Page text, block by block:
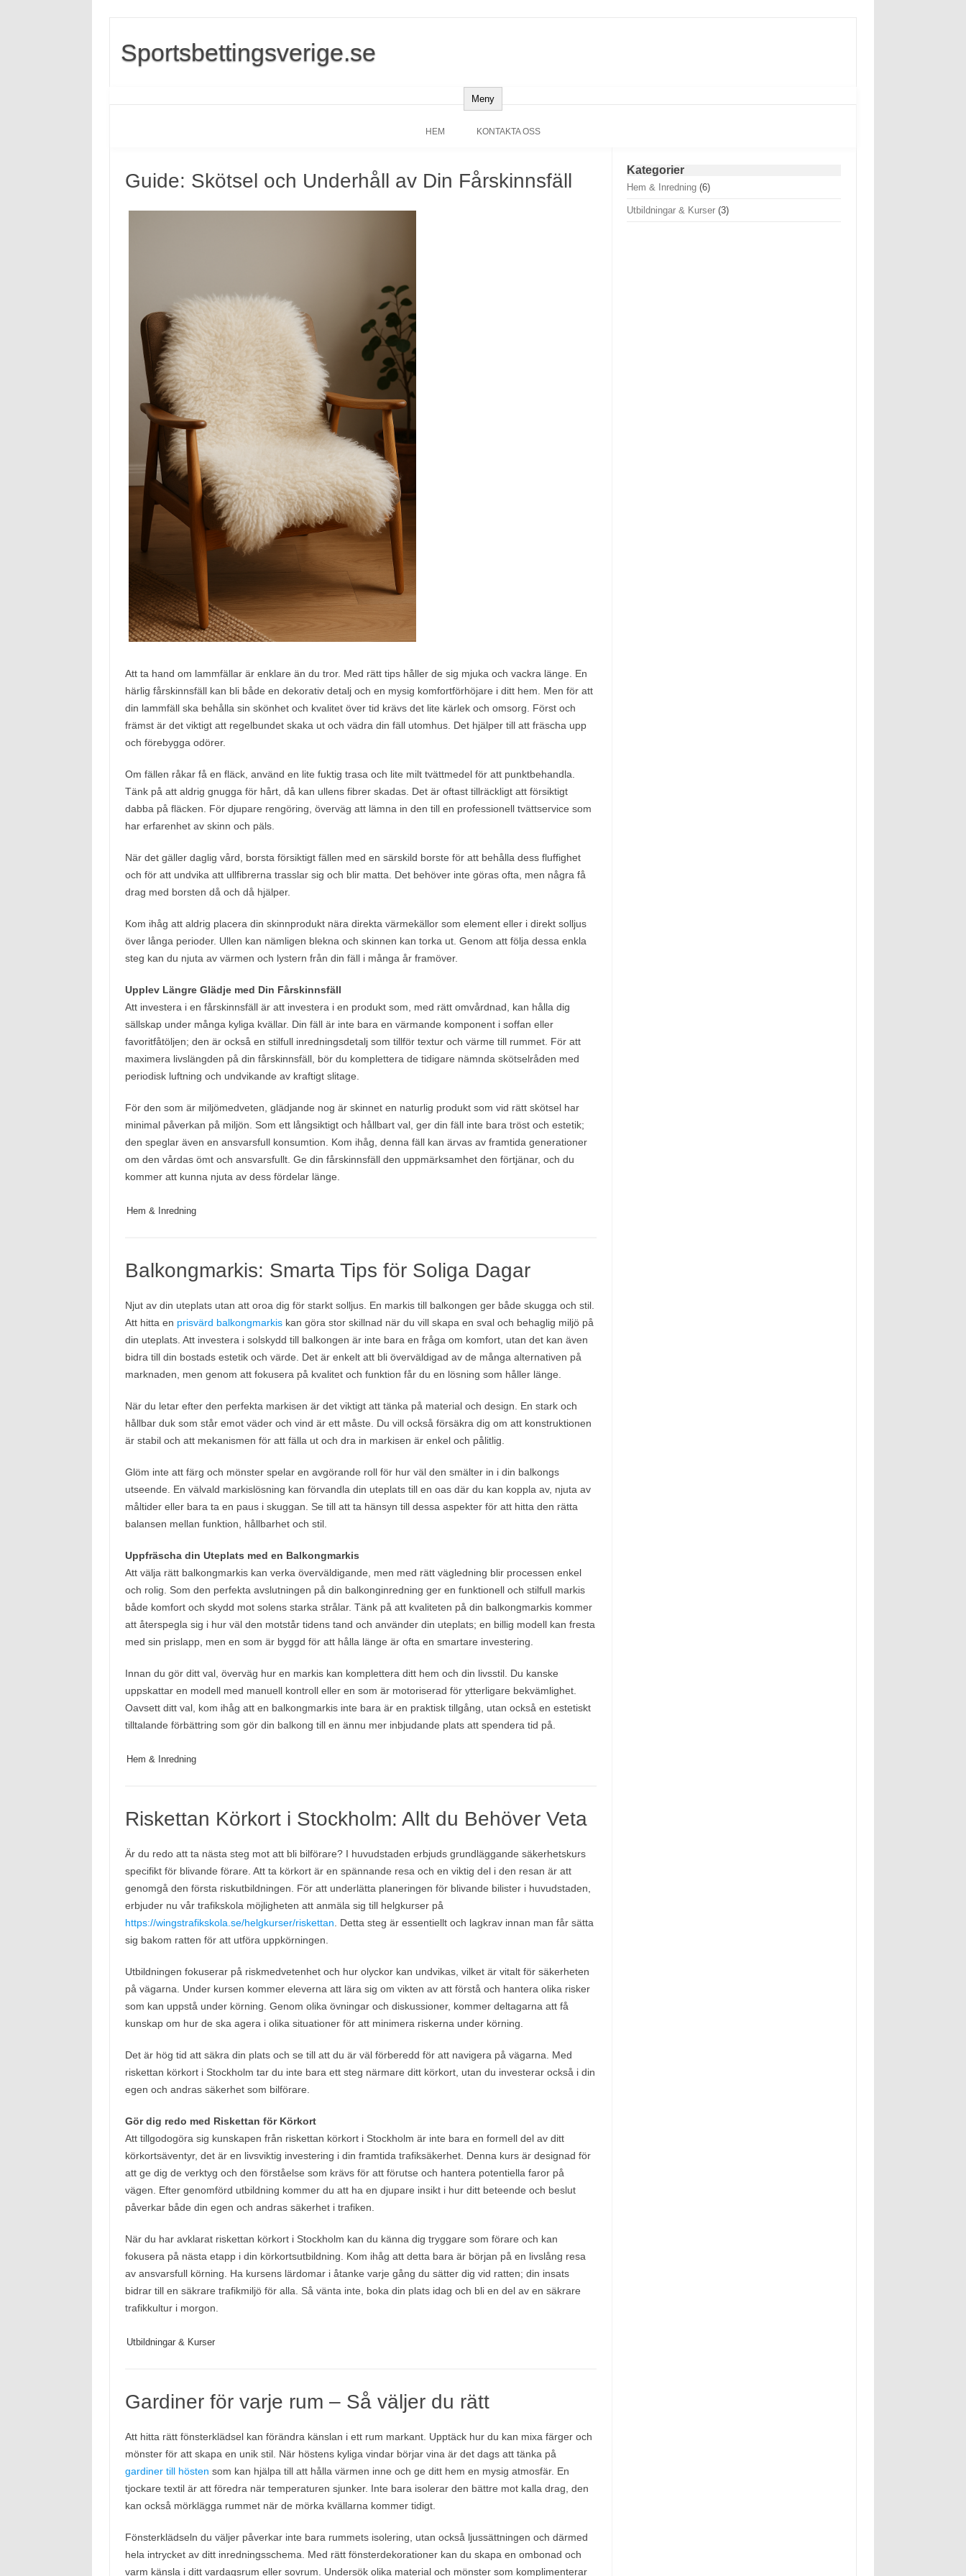
Sportsbettingsverige.se
Meny
HEM KONTAKTA OSS
Guide: Skötsel och Underhåll av Din Fårskinnsfäll
Att ta hand om lammfällar är enklare än du tror. Med rätt tips håller de sig mjuka och vackra länge. En
härlig fårskinnsfäll kan bli både en dekorativ detalj och en mysig komfortförhöjare i ditt hem. Men för att
din lammfäll ska behålla sin skönhet och kvalitet över tid krävs det lite kärlek och omsorg. Först och
främst är det viktigt att regelbundet skaka ut och vädra din fäll utomhus. Det hjälper till att fräscha upp
och förebygga odörer.
Om fällen råkar få en fläck, använd en lite fuktig trasa och lite milt tvättmedel för att punktbehandla.
Tänk på att aldrig gnugga för hårt, då kan ullens fibrer skadas. Det är oftast tillräckligt att försiktigt
dabba på fläcken. För djupare rengöring, överväg att lämna in den till en professionell tvättservice som
har erfarenhet av skinn och päls.
När det gäller daglig vård, borsta försiktigt fällen med en särskild borste för att behålla dess fluffighet
och för att undvika att ullfibrerna trasslar sig och blir matta. Det behöver inte göras ofta, men några få
drag med borsten då och då hjälper.
Kom ihåg att aldrig placera din skinnprodukt nära direkta värmekällor som element eller i direkt solljus
över långa perioder. Ullen kan nämligen blekna och skinnen kan torka ut. Genom att följa dessa enkla
steg kan du njuta av värmen och lystern från din fäll i många år framöver.
Upplev Längre Glädje med Din Fårskinnsfäll
Att investera i en fårskinnsfäll är att investera i en produkt som, med rätt omvårdnad, kan hålla dig
sällskap under många kyliga kvällar. Din fäll är inte bara en värmande komponent i soffan eller
favoritfåtöljen; den är också en stilfull inredningsdetalj som tillför textur och värme till rummet. För att
maximera livslängden på din fårskinnsfäll, bör du komplettera de tidigare nämnda skötselråden med
periodisk luftning och undvikande av kraftigt slitage.
För den som är miljömedveten, glädjande nog är skinnet en naturlig produkt som vid rätt skötsel har
minimal påverkan på miljön. Som ett långsiktigt och hållbart val, ger din fäll inte bara tröst och estetik;
den speglar även en ansvarsfull konsumtion. Kom ihåg, denna fäll kan ärvas av framtida generationer
om den vårdas ömt och ansvarsfullt. Ge din fårskinnsfäll den uppmärksamhet den förtjänar, och du
kommer att kunna njuta av dess fördelar länge.
Hem & Inredning
Balkongmarkis: Smarta Tips för Soliga Dagar
Njut av din uteplats utan att oroa dig för starkt solljus. En markis till balkongen ger både skugga och stil.
Att hitta en prisvärd balkongmarkiskan göra stor skillnad när du vill skapa en sval och behaglig miljö på
din uteplats. Att investera i solskydd till balkongen är inte bara en fråga om komfort, utan det kan även
bidra till din bostads estetik och värde. Det är enkelt att bli överväldigad av de många alternativen på
marknaden, men genom att fokusera på kvalitet och funktion får du en lösning som håller länge.
När du letar efter den perfekta markisen är det viktigt att tänka på material och design. En stark och
hållbar duk som står emot väder och vind är ett måste. Du vill också försäkra dig om att konstruktionen
är stabil och att mekanismen för att fälla ut och dra in markisen är enkel och pålitlig.
Glöm inte att färg och mönster spelar en avgörande roll för hur väl den smälter in i din balkongs
utseende. En välvald markislösning kan förvandla din uteplats till en oas där du kan koppla av, njuta av
måltider eller bara ta en paus i skuggan. Se till att ta hänsyn till dessa aspekter för att hitta den rätta
balansen mellan funktion, hållbarhet och stil.
Uppfräscha din Uteplats med en Balkongmarkis
Att välja rätt balkongmarkis kan verka överväldigande, men med rätt vägledning blir processen enkel
och rolig. Som den perfekta avslutningen på din balkonginredning ger en funktionell och stilfull markis
både komfort och skydd mot solens starka strålar. Tänk på att kvaliteten på din balkongmarkis kommer
att återspegla sig i hur väl den motstår tidens tand och använder din uteplats; en billig modell kan fresta
med sin prislapp, men en som är byggd för att hålla länge är ofta en smartare investering.
Innan du gör ditt val, överväg hur en markis kan komplettera ditt hem och din livsstil. Du kanske
uppskattar en modell med manuell kontroll eller en som är motoriserad för ytterligare bekvämlighet.
Oavsett ditt val, kom ihåg att en balkongmarkis inte bara är en praktisk tillgång, utan också en estetiskt
tilltalande förbättring som gör din balkong till en ännu mer inbjudande plats att spendera tid på.
Hem & Inredning
Riskettan Körkort i Stockholm: Allt du Behöver Veta
Är du redo att ta nästa steg mot att bli bilförare? I huvudstaden erbjuds grundläggande säkerhetskurs
specifikt för blivande förare. Att ta körkort är en spännande resa och en viktig del i den resan är att
genomgå den första riskutbildningen. För att underlätta planeringen för blivande bilister i huvudstaden,
erbjuder nu vår trafikskola möjligheten att anmäla sig till helgkurser på
https://wingstrafikskola.se/helgkurser/riskettan . Detta steg är essentiellt och lagkrav innan man får sätta
sig bakom ratten för att utföra uppkörningen.
Utbildningen fokuserar på riskmedvetenhet och hur olyckor kan undvikas, vilket är vitalt för säkerheten
på vägarna. Under kursen kommer eleverna att lära sig om vikten av att förstå och hantera olika risker
som kan uppstå under körning. Genom olika övningar och diskussioner, kommer deltagarna att få
kunskap om hur de ska agera i olika situationer för att minimera riskerna under körning.
Det är hög tid att säkra din plats och se till att du är väl förberedd för att navigera på vägarna. Med
riskettan körkort i Stockholm tar du inte bara ett steg närmare ditt körkort, utan du investerar också i din
egen och andras säkerhet som bilförare.
Gör dig redo med Riskettan för Körkort
Att tillgodogöra sig kunskapen från riskettan körkort i Stockholm är inte bara en formell del av ditt
körkortsäventyr, det är en livsviktig investering i din framtida trafiksäkerhet. Denna kurs är designad för
att ge dig de verktyg och den förståelse som krävs för att förutse och hantera potentiella faror på
vägen. Efter genomförd utbildning kommer du att ha en djupare insikt i hur ditt beteende och beslut
påverkar både din egen och andras säkerhet i trafiken.
När du har avklarat riskettan körkort i Stockholm kan du känna dig tryggare som förare och kan
fokusera på nästa etapp i din körkortsutbildning. Kom ihåg att detta bara är början på en livslång resa
av ansvarsfull körning. Ha kursens lärdomar i åtanke varje gång du sätter dig vid ratten; din insats
bidrar till en säkrare trafikmiljö för alla. Så vänta inte, boka din plats idag och bli en del av en säkrare
trafikkultur i morgon.
Utbildningar & Kurser
Gardiner för varje rum – Så väljer du rätt
Att hitta rätt fönsterklädsel kan förändra känslan i ett rum markant. Upptäck hur du kan mixa färger och
mönster för att skapa en unik stil. När höstens kyliga vindar börjar vina är det dags att tänka på
gardiner till hösten som kan hjälpa till att hålla värmen inne och ge ditt hem en mysig atmosfär. En
tjockare textil är att föredra när temperaturen sjunker. Inte bara isolerar den bättre mot kalla drag, den
kan också mörklägga rummet när de mörka kvällarna kommer tidigt.
Fönsterklädseln du väljer påverkar inte bara rummets isolering, utan också ljussättningen och därmed
hela intrycket av ditt inredningsschema. Med rätt fönsterdekorationer kan du skapa en ombonad och
varm känsla i ditt vardagsrum eller sovrum. Undersök olika material och mönster som komplimenterar
Kategorier
Hem & Inredning (6)
Utbildningar & Kurser (3)